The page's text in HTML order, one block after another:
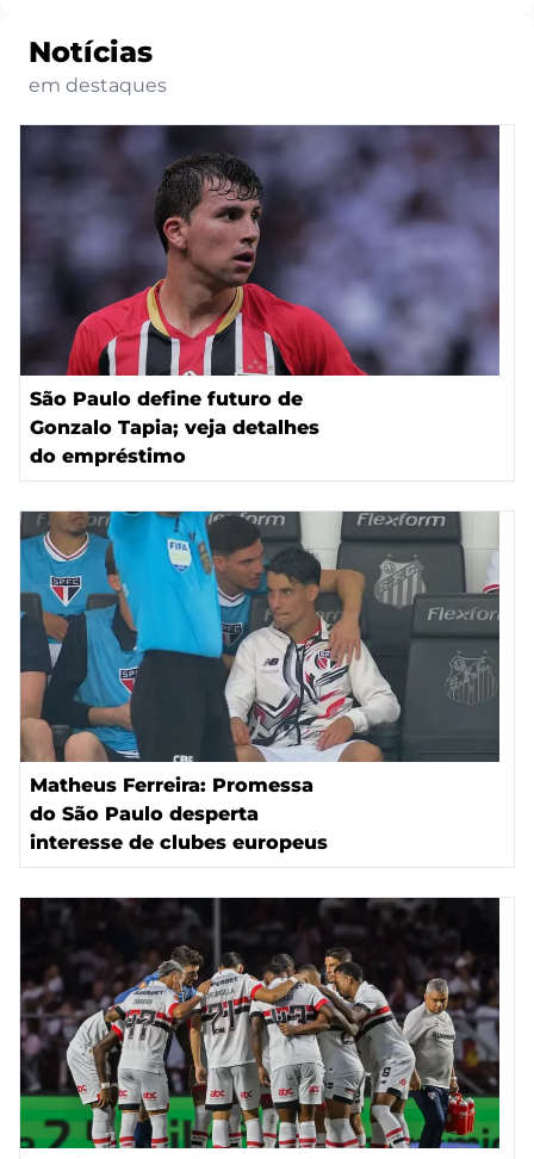
Notícias
em destaques
São Paulo define futuro de
Gonzalo Tapia; veja detalhes
do empréstimo
Matheus Ferreira: Promessa
do São Paulo desperta
interesse de clubes europeus